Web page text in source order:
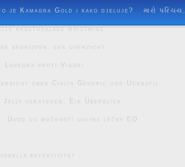
je Kamagra Gold i kako djeluje? મારો પરિચય.
kasutusalade mõistmine
begrijpen: een overzicht
Lovegra proti Viagri
über Cialis Generic und Udenafil
verstehen: Ein Überblick
Úvod do možností online léčby ED
effektivitet